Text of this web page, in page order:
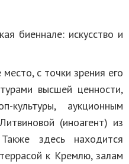
биеннале: искусство и
с точки зрения его
высшей ценности,
культуры, аукционным
(иноагент) из
здесь находится
к Кремлю, залам